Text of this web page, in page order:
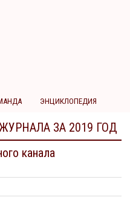
ЭНЦИКЛОПЕДИЯ
ЗА 2019 ГОД
канала